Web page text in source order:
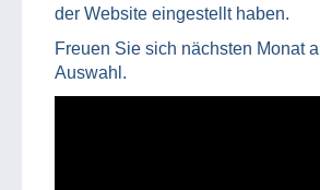
der Website eingestellt haben.
Freuen Sie sich nächsten Monat
Auswahl.